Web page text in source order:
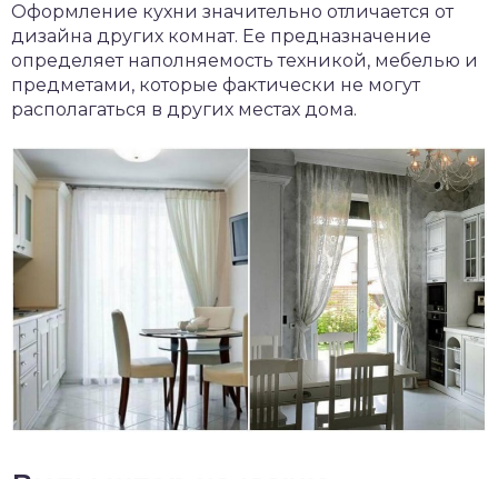
Оформление кухни значительно отличается от
дизайна других комнат. Ее предназначение
определяет наполняемость техникой, мебелью и
предметами, которые фактически не могут
располагаться в других местах дома.